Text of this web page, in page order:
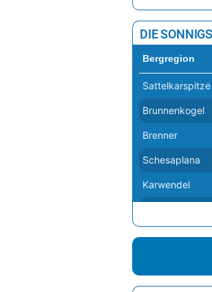
DIE
Bergregion
Sattelkarspitze
Brunnenkogel
Brenner
Schesaplana
Karwendel
Hochkar